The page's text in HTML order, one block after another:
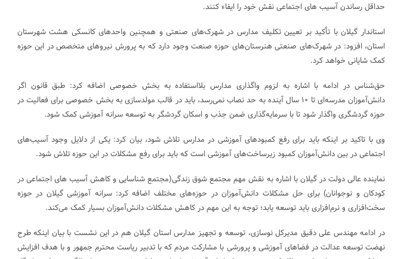
حداقل رساندن آسیب های اجتماعی نقش خود را ایفاء کنند.
استاندار گیلان با تأکید بر تعیین تکلیف مدارس در شهرک‌های صنعتی و همچنین واحدهای کانسکی هشت شهرستان
استان، افزود: در شهرک‌های صنعتی هنرستان‌های حوزه صنعت وجود دارد که به پرورش نیروهای متخصص در این حوزه
کمک شایانی خواهد کرد.
حق‌شناس در ادامه با اشاره به لزوم واگذاری مدارس بلااستفاده به بخش خصوصی اضافه کرد: طبق قانون اگر
دانش‌آموزان مدرسه‌ای تا ۱۰ سال آینده به حد نصاب نمی‌رسد، باید در قالب مولدسازی به بخش خصوصی برای فعالیت در
حوزه گردشگری واگذار شود تا با سرمایه‌گذاری ضمن جذب و اسکان گردشگر به توسعه سرانه آموزشی کمک شود.
وی با تاکید بر اینکه باید برای رفع کمبودهای آموزشی در مدارس تلاش شود، بیان کرد: یکی از دلایل وجود آسیب‌های
اجتماعی در بین دانش‌آموزان کمبود زیرساخت‌های آموزشی است که باید برای رفع مشکلات در این حوزه تلاش شود.
نماینده عالی دولت در گیلان با اشاره به نقش مهم مجتمع شوق زندگی(مجتمع شناسایی و کاهش آسیب های اجتماعی در
کودکان و نوجوانان) برای حل مشکلات دانش‌آموزان در حوزه‌های مختلف اضافه کرد: سرانه آموزشی گیلان در حوزه
سخت‌افزاری و نرم‌افزاری باید توسعه یابد؛ توجه به این مهم در کاهش مشکلات دانش‌آموزان بسیار کمک می‌کند.
در ادامه مهندس علی دقیق مدیرکل نوسازی، توسعه و تجهیز مدارس استان گیلان هم در این نشست با بیان اینکه طرح
نهضت توسعه عدالت در فضاهای آموزشی و پرورشی با مشارکت مردم که با تدبیر ریاست محترم جمهور و با هدف افزایش